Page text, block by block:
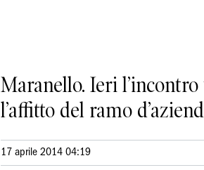
Maranello. Ieri
l’affitto del ramo
17 aprile 2014 04:19